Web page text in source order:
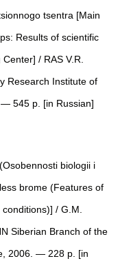
tsentra [Main
Results of scientific
/ RAS V.R.
Research Institute of
545 p. [in Russian]
biologii i
brome (Features of
/ G.M.
Siberian Branch of the
2006. — 228 p. [in